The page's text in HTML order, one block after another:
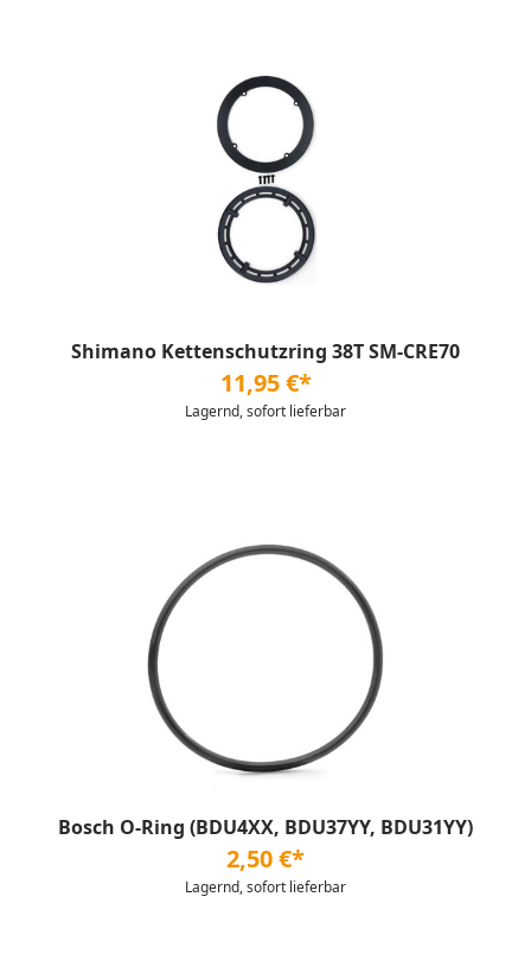
Shimano Kettenschutzring 38T SM-CRE70
11,95 €*
Lagernd, sofort lieferbar
Bosch O-Ring (BDU4XX, BDU37YY, BDU31YY)
2,50 €*
Lagernd, sofort lieferbar